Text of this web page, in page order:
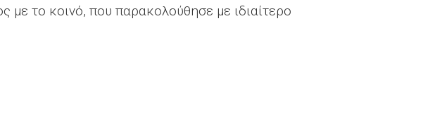
με το κοινό, που παρακολούθησε με ιδιαίτερο